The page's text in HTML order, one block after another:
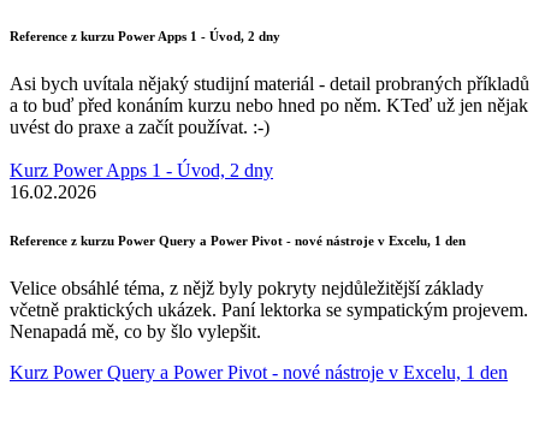
Reference z kurzu Power Apps 1 - Úvod, 2 dny
Asi bych uvítala nějaký studijní materiál - detail probraných příkladů
a to buď před konáním kurzu nebo hned po něm. KTeď už jen nějak
uvést do praxe a začít používat. :-)
Kurz Power Apps 1 - Úvod, 2 dny
16.02.2026
Reference z kurzu Power Query a Power Pivot - nové nástroje v Excelu, 1 den
Velice obsáhlé téma, z nějž byly pokryty nejdůležitější základy
včetně praktických ukázek. Paní lektorka se sympatickým projevem.
Nenapadá mě, co by šlo vylepšit.
Kurz Power Query a Power Pivot - nové nástroje v Excelu, 1 den